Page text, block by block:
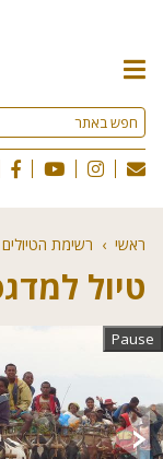
תפריט
האתר
ראשי › רשימת הטיולים
טיול
Pause